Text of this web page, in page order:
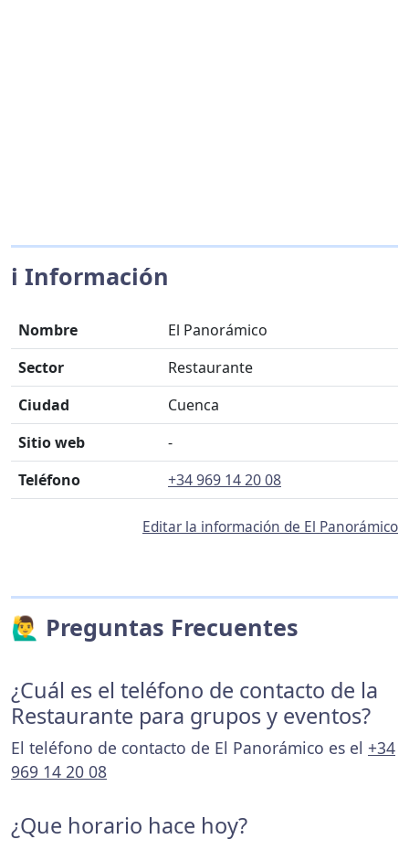
ℹ️ Información
Nombre
El Panorámico
Sector
Restaurante
Ciudad
Cuenca
Sitio web
-
Teléfono
+34 969 14 20 08
Editar la información de El Panorámico
🙋‍♂️ Preguntas Frecuentes
¿Cuál es el teléfono de contacto de la
Restaurante para grupos y eventos?
El teléfono de contacto de El Panorámico es el +34
969 14 20 08
¿Que horario hace hoy?